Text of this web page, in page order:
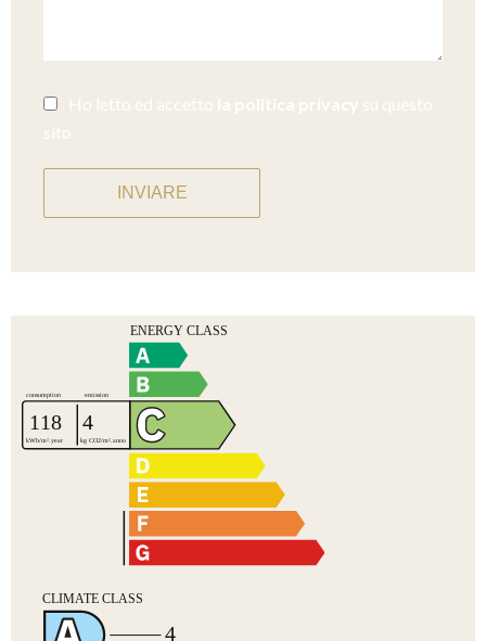
Ho letto ed accetto la politica privacy su questo
sito
INVIARE